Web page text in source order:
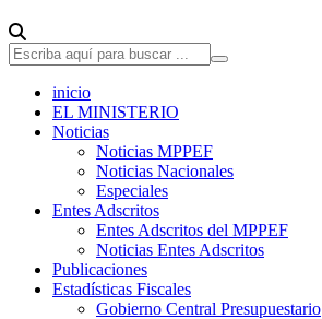
inicio
EL MINISTERIO
Noticias
Noticias MPPEF
Noticias Nacionales
Especiales
Entes Adscritos
Entes Adscritos del MPPEF
Noticias Entes Adscritos
Publicaciones
Estadísticas Fiscales
Gobierno Central Presupuestario